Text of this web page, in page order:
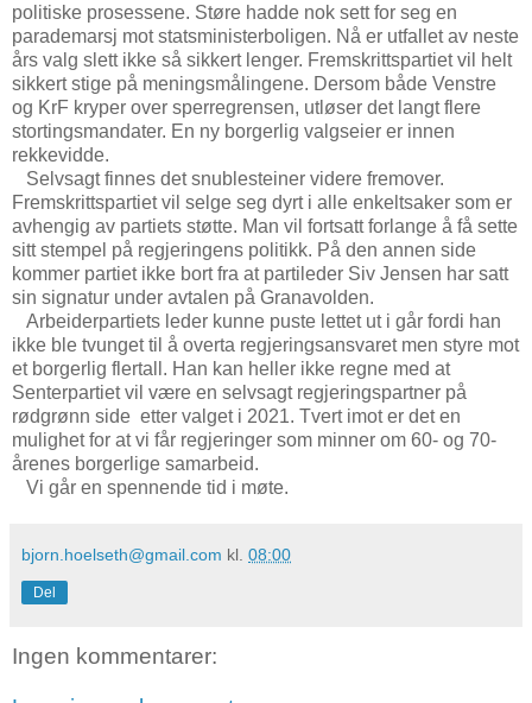
politiske prosessene. Støre hadde nok sett for seg en
parademarsj mot statsministerboligen. Nå er utfallet av neste
års valg slett ikke så sikkert lenger. Fremskrittspartiet vil helt
sikkert stige på meningsmålingene. Dersom både Venstre
og KrF kryper over sperregrensen, utløser det langt flere
stortingsmandater. En ny borgerlig valgseier er innen
rekkevidde.
Selvsagt finnes det snublesteiner videre fremover.
Fremskrittspartiet vil selge seg dyrt i alle enkeltsaker som er
avhengig av partiets støtte. Man vil fortsatt forlange å få sette
sitt stempel på regjeringens politikk. På den annen side
kommer partiet ikke bort fra at partileder Siv Jensen har satt
sin signatur under avtalen på Granavolden.
Arbeiderpartiets leder kunne puste lettet ut i går fordi han
ikke ble tvunget til å overta regjeringsansvaret men styre mot
et borgerlig flertall. Han kan heller ikke regne med at
Senterpartiet vil være en selvsagt regjeringspartner på
rødgrønn side etter valget i 2021. Tvert imot er det en
mulighet for at vi får regjeringer som minner om 60- og 70-
årenes borgerlige samarbeid.
Vi går en spennende tid i møte.
bjorn.hoelseth@gmail.com kl. 08:00
Del
Ingen kommentarer: